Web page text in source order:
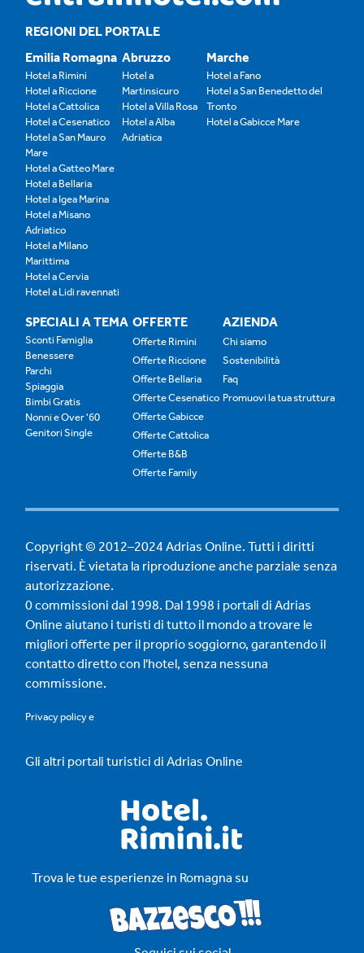
REGIONI DEL PORTALE
Emilia Romagna
Hotel a Rimini
Hotel a Riccione
Hotel a Cattolica
Hotel a Cesenatico
Hotel a San Mauro
Mare
Hotel a Gatteo Mare
Hotel a Bellaria
Hotel a Igea Marina
Hotel a Misano
Adriatico
Hotel a Milano
Marittima
Hotel a Cervia
Hotel a Lidi ravennati
Abruzzo
Hotel a
Martinsicuro
Hotel a Villa Rosa
Hotel a Alba
Adriatica
Marche
Hotel a Fano
Hotel a San Benedetto del
Tronto
Hotel a Gabicce Mare
SPECIALI A TEMA
Sconti Famiglia
Benessere
Parchi
Spiaggia
Bimbi Gratis
Nonni e Over '60
Genitori Single
OFFERTE
Offerte Rimini
Offerte Riccione
Offerte Bellaria
Offerte Cesenatico
Offerte Gabicce
Offerte Cattolica
Offerte B&B
Offerte Family
AZIENDA
Chi siamo
Sostenibilità
Faq
Promuovi la tua struttura
Copyright © 2012–2024 Adrias Online. Tutti i diritti
riservati. È vietata la riproduzione anche parziale senza
autorizzazione.
0 commissioni dal 1998. Dal 1998 i portali di Adrias
Online aiutano i turisti di tutto il mondo a trovare le
migliori offerte per il proprio soggiorno, garantendo il
contatto diretto con l'hotel, senza nessuna
commissione.
Privacy policye
Gli altri portali turistici di Adrias Online
Trova le tue esperienze in Romagna su